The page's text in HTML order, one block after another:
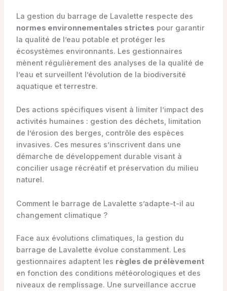
La gestion du barrage de Lavalette respecte des
normes environnementales strictes pour garantir
la qualité de l’eau potable et protéger les
écosystèmes environnants. Les gestionnaires
mènent régulièrement des analyses de la qualité de
l’eau et surveillent l’évolution de la biodiversité
aquatique et terrestre.
Des actions spécifiques visent à limiter l’impact des
activités humaines : gestion des déchets, limitation
de l’érosion des berges, contrôle des espèces
invasives. Ces mesures s’inscrivent dans une
démarche de développement durable visant à
concilier usage récréatif et préservation du milieu
naturel.
Comment le barrage de Lavalette s’adapte-t-il au
changement climatique ?
Face aux évolutions climatiques, la gestion du
barrage de Lavalette évolue constamment. Les
gestionnaires adaptent les règles de prélèvement
en fonction des conditions météorologiques et des
niveaux de remplissage. Une surveillance accrue